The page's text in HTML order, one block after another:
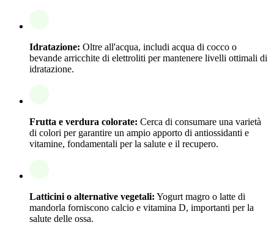
Idratazione: Oltre all'acqua, includi acqua di cocco o
bevande arricchite di elettroliti per mantenere livelli ottimali di
idratazione.
Frutta e verdura colorate: Cerca di consumare una varietà
di colori per garantire un ampio apporto di antiossidanti e
vitamine, fondamentali per la salute e il recupero.
Latticini o alternative vegetali: Yogurt magro o latte di
mandorla forniscono calcio e vitamina D, importanti per la
salute delle ossa.